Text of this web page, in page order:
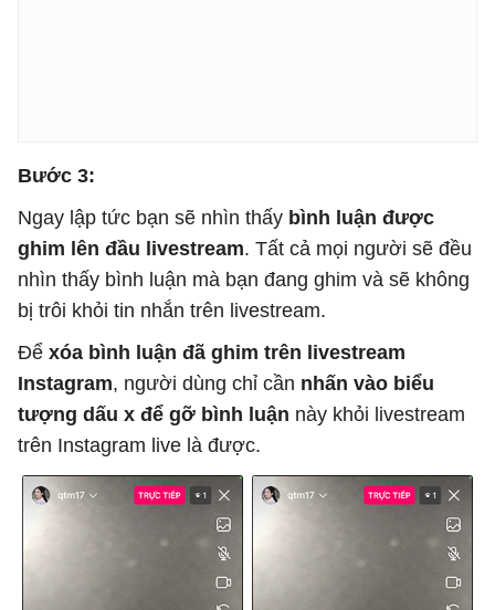
Bước 3:
Ngay lập tức bạn sẽ nhìn thấy bình luận được
ghim lên đầu livestream. Tất cả mọi người sẽ đều
nhìn thấy bình luận mà bạn đang ghim và sẽ không
bị trôi khỏi tin nhắn trên livestream.
Để xóa bình luận đã ghim trên livestream
Instagram, người dùng chỉ cần nhấn vào biểu
tượng dấu x để gỡ bình luận này khỏi livestream
trên Instagram live là được.